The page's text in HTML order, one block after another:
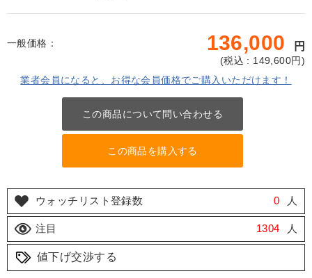
一般価格： 136,000 円
(税込 : 149,600円)
業者会員になると、お得な会員価格でご購入いただけます！
この商品について問い合わせる
この商品を購入する
ウォッチリスト登録数 0 人
注目 1304 人
値下げ交渉する